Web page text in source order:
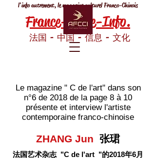
l'info autrement, le magazine culturel Franco-Chinois
France-Chine-Info.
法国 - 中国 - 信息 - 文化
Le magazine " C de l'art" dans son
n°6 de 2018 de la page 8 à 10
présente et interview l'artiste
contemporaine franco-chinoise
ZHANG Jun 张珺
法国艺术杂志 "C de l'art "的2018年6月